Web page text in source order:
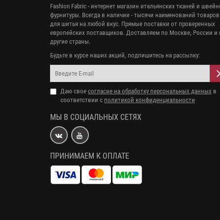
Fashion Fabric - интернет магазин итальянских тканей и
фурнитуры. Всегда в наличии - тысячи наименований товаров
для шитья на любой вкус. Прямые поставки от проверенных
европейских поставщиков. Доставляем по Москве, России и
другие страны.
Будьте в курсе наших акций, подпишитесь на рассылку:
Даю свое согласие на обработку персональных данных в
соответствии с политикой конфиденциальности
МЫ В СОЦИАЛЬНЫХ СЕТЯХ
ПРИНИМАЕМ К ОПЛАТЕ